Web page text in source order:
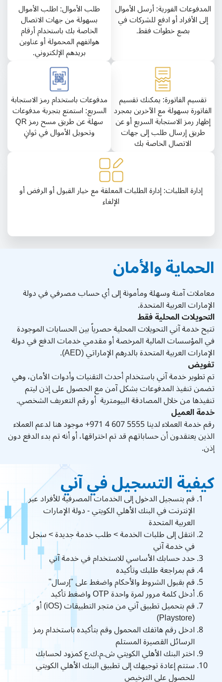
المدفوعات الفورية: أرسل الأموال
إلى الأفراد أو ادفع للشركات في
بضع خطوات فقط.
طلب الأموال: اطلب الأموال
بسهولة من جهات الاتصال
الخاصة بك باستخدام أرقام
هواتفهم المحمولة أو عناوين
بريدهم الإلكتروني.
تقسيم الفاتورة: يمكنك تقسيم
الفاتورة بسهولة مع الآخرين بمجرد
إظهار رمز الاستجابة السريع أو عن
طريق إرسال طلب إلى جهات
الاتصال الخاصة بك
مدفوعات باستخدام رمز الاستجابة
السريع: استمتع بتجربة مدفوعات
سهلة عن طريق مسح رمز QR
وتحويل الأموال في ثوانٍ
إدارة الطلبات: إدارة الطلبات المعلقة مع خيار القبول أو الرفض أو
الإلغاء
الحماية والأمان
معاملات آمنة وسهلة ومأمونة إلى أي حساب مصرفي في دولة
الإمارات العربية المتحدة.
التحويلات المحلية فقط
تتيح خدمة آني التحويلات المحلية حصرياً بين الحسابات الموجودة
في المؤسسات المالية المرخصة أو مقدمي خدمات الدفع في دولة
الإمارات العربية المتحدة بالدرهم الإماراتي (AED).
تفويض
تم تطوير خدمة آني باستخدام أحدث التقنيات وأدوات الأمان، وهي
تضمن تنفيذ المدفوعات بشكل آمن مع الحصول على إذن ليتم
تنفيذها من خلال المصادقة البيومترية أو رقم التعريف الشخصي.
خدمة العميل
رقم خدمة العملاء لدينا 5555 607 4 971+ موجود هنا لدعم العملاء
الذين يعتقدون أن حساباتهم قد تم اختراقها، أو أنه تم بدء الدفع دون
إذن.
كيفية التسجيل في آني
قم بتسجيل الدخول إلى الخدمات المصرفية للأفراد عبر
الإنترنت في البنك الأهلي الكويتي - دولة الإمارات
العربية المتحدة
انتقل إلى طلبات الخدمة > طلب خدمة جديدة > سجل
في خدمة آني
حدد حسابك الأساسي للاستخدام في خدمة آني
قم بمراجعة طلبك وتأكيده
قم بقبول الشروط والأحكام واضغط على "إرسال"
أدخل كلمة مرور لمرة واحدة OTP واضغط تأكيد
قم بتحميل تطبيق آني من متجر التطبيقات (iOS) أو
(Playstore)
ادخل رقم هاتفك المحمول وقم بتأكيده باستخدام رمز
الرسائل القصيرة المستلم
اختر البنك الأهلي الكويتي ش.م.ك.ع كمزود لحسابك
ستتم إعادة توجيهك إلى تطبيق البنك الأهلي الكويتي
للحصول على الترخيص